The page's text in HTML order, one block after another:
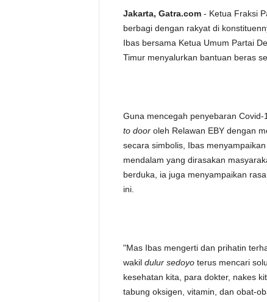
Jakarta, Gatra.com- Ketua Fraksi
berbagi dengan rakyat di
Ibas bersama Ketua Umum Partai
Timur menyalurkan bantuan beras
Guna mencegah penyebaran
to door oleh Relawan EBY dengan
secara simbolis, Ibas
mendalam yang dirasakan
berduka, ia juga menyampaikan
ini.
"Mas Ibas mengerti dan prihatin
wakil dulur sedoyo terus mencari
kesehatan kita, para dokter, nakes
tabung oksigen, vitamin, dan obat-